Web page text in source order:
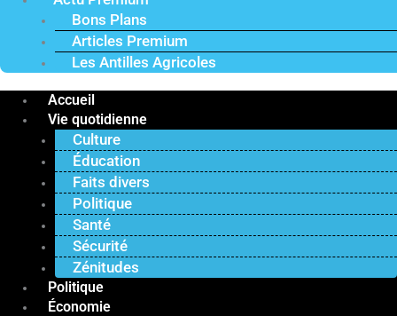
Bons Plans
Articles Premium
Les Antilles Agricoles
Accueil
Vie quotidienne
Culture
Éducation
Faits divers
Politique
Santé
Sécurité
Zénitudes
Politique
Économie